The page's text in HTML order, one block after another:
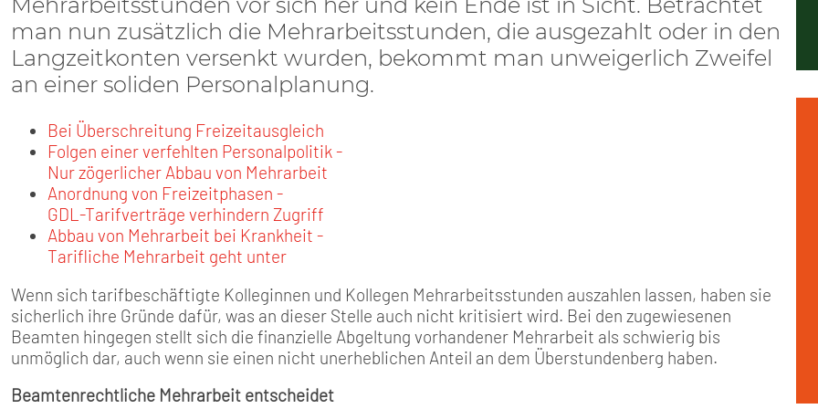
Positionen
Geschichte
Nord
Nord-Ost
GDL-Jugend Winter (Ski-
Satzung der GDL-Jugend
Arbeitskreis Seniorenpolitik
TARIF
Schichtarbeit
Job-Ticket (DB AG)
Erhöhung des Entgeltes -
Berufshaftpflicht
Berufsrechtsschutz
Freizeit- und
Versichertenberater
Werbemittel
MITGLIEDSCHAFT
Mitgliedsbeiträge
PRESSE
man nun zusätzlich die Mehrarbeitsstunden, die ausgezahlt oder in den
Langzeitkonten versenkt wurden, bekommt man unweigerlich Zweifel
an einer soliden Personalplanung.
Bei Überschreitung Freizeitausgleich
Folgen einer verfehlten Personalpolitik -
Nur zögerlicher Abbau von Mehrarbeit
Anordnung von Freizeitphasen -
GDL-Tarifverträge verhindern Zugriff
Abbau von Mehrarbeit bei Krankheit -
Tarifliche Mehrarbeit geht unter
Wenn sich tarifbeschäftigte Kolleginnen und Kollegen Mehrarbeitsstunden auszahlen lassen, haben sie
sicherlich ihre Gründe dafür, was an dieser Stelle auch nicht kritisiert wird. Bei den zugewiesenen
Beamten hingegen stellt sich die finanzielle Abgeltung vorhandener Mehrarbeit als schwierig bis
unmöglich dar, auch wenn sie einen nicht unerheblichen Anteil an dem Überstundenberg haben.
Beamtenrechtliche Mehrarbeit entscheidet